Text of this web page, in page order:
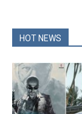
HOT NEWS